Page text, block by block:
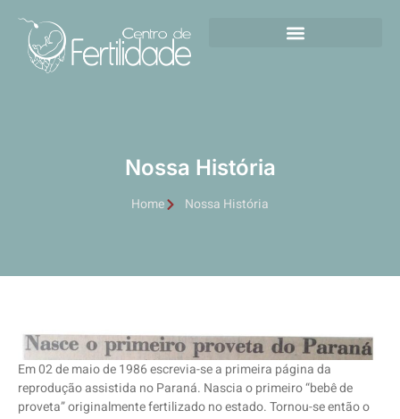
Nossa História
Home Nossa História
Em 02 de maio de 1986 escrevia-se a primeira página da
reprodução assistida no Paraná. Nascia o primeiro “bebê de
proveta” originalmente fertilizado no estado. Tornou-se então o